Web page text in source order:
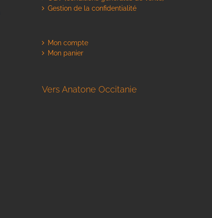
Gestion de la confidentialité
Mon compte
Mon panier
Vers Anatone Occitanie